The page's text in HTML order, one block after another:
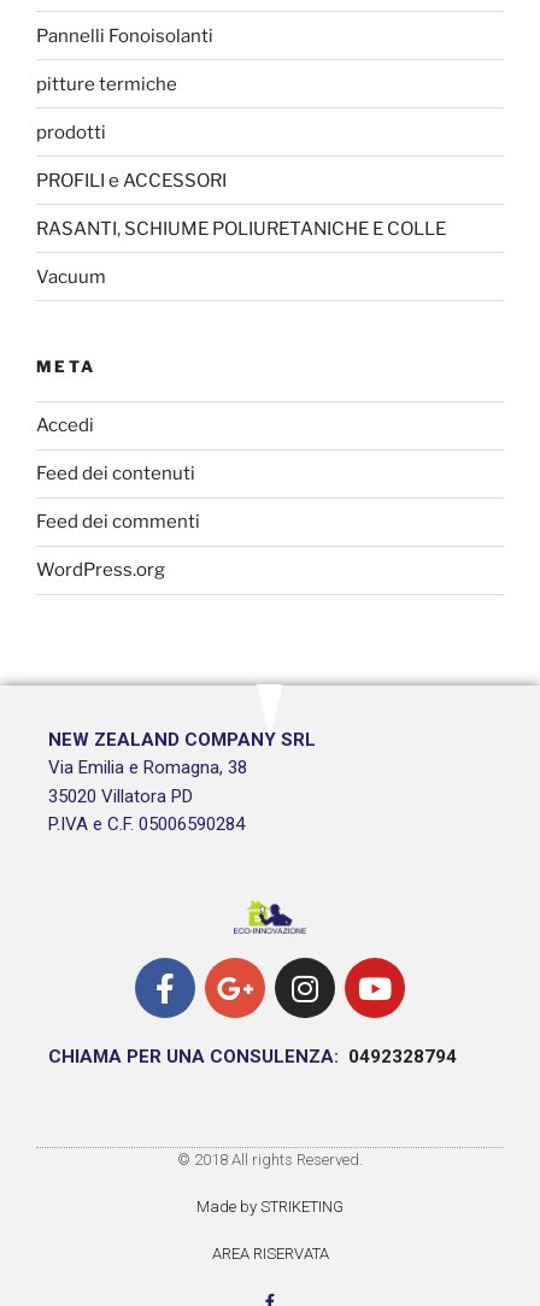
Pannelli Fonoisolanti
pitture termiche
prodotti
PROFILI e ACCESSORI
RASANTI, SCHIUME POLIURETANICHE E COLLE
Vacuum
META
Accedi
Feed dei contenuti
Feed dei commenti
WordPress.org
NEW ZEALAND COMPANY SRL
Via Emilia e Romagna, 38
35020 Villatora PD
P.IVA e C.F. 05006590284
CHIAMA PER UNA CONSULENZA: 0492328794
© 2018 All rights Reserved.
Made by STRIKETING
AREA RISERVATA